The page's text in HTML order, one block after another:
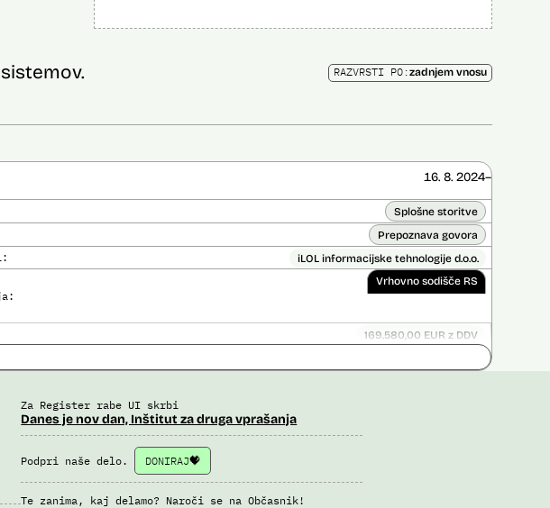
sistemov. RAZVRSTI PO:zadnjem vnosu
16. 8. 2024–
Splošne storitve
Prepoznava govora
iLOL informacijske tehnologije d.o.o.
Vrhovno sodišče RS
169.580,00 EUR z DDV
na osebne podatke opravljena:
Za Register rabe UI skrbi
Danes je nov dan, Inštitut za druga vprašanja
Podpri naše delo. DONIRAJ
Te zanima, kaj delamo? Naroči se na Občasnik!